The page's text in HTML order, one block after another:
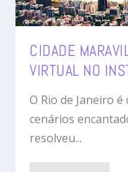
CIDADE
VIRTUAL NO
O Rio de Janeiro
cenários
resolveu...